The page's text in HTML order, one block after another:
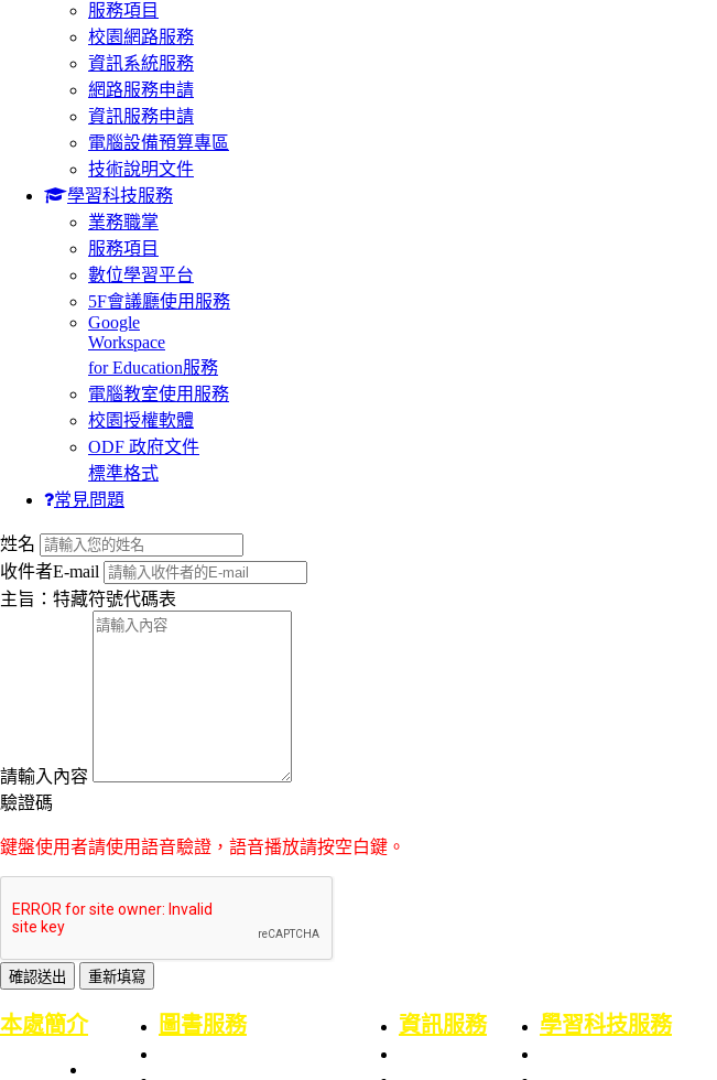
服務項目
校園網路服務
資訊系統服務
網路服務申請
資訊服務申請
電腦設備預算專區
技術說明文件
學習科技服務
業務職掌
服務項目
數位學習平台
5F會議廳使用服務
Google
Workspace
for Education服務
電腦教室使用服務
校園授權軟體
ODF 政府文件
標準格式
常見問題
:::
姓名
收件者E-mail
主旨：特藏符號代碼表
請輸入內容
驗證碼
鍵盤使用者請使用語音驗證，語音播放請按空白鍵。
本處簡介 圖書服務 資訊服務 學習科技服務